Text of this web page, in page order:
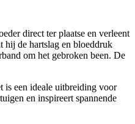
direct ter plaatse en verleent
hij de hartslag en bloeddruk
om het gebroken been. De
is een ideale uitbreiding voor
en inspireert spannende